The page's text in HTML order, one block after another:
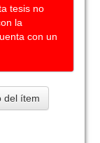
tesis no
la
con un
del ítem